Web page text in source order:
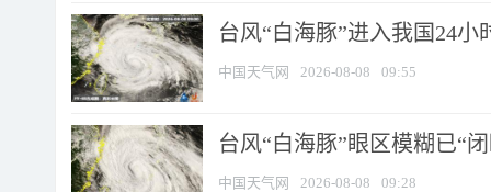
台风“白海豚”进入我国24
中国天气网 2026-08-08 09:55
台风“白海豚”眼区模糊已“
中国天气网 2026-08-08 09:28